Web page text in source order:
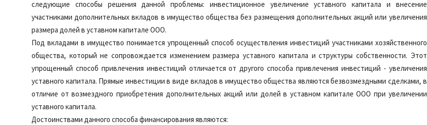
Подписка
следующие способы решения данной проблемы: инвестиционное увеличение уставного капитала и внесение
участниками дополнительных вкладов в имущество общества без размещения дополнительных акций или увеличения
размера долей в уставном капитале ООО.
Под вкладами в имущество понимается упрощенный способ осуществления инвестиций участниками хозяйственного
общества, который не сопровождается изменением размера уставного капитала и структуры собственности. Этот
упрощенный способ привлечения инвестиций отличается от другого способа привлечения инвестиций - увеличения
уставного капитала. Прямые инвестиции в виде вкладов в имущество общества являются безвозмездными сделками, в
отличие от возмездного приобретения дополнительных акций или долей в уставном капитале ООО при увеличении
уставного капитала.
Достоинствами данного способа финансирования являются: